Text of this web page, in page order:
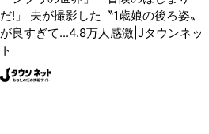
だ!」 夫が撮影した〝1歳娘の後ろ姿〟
が良すぎて...4.8万人感激|Jタウンネッ
ト